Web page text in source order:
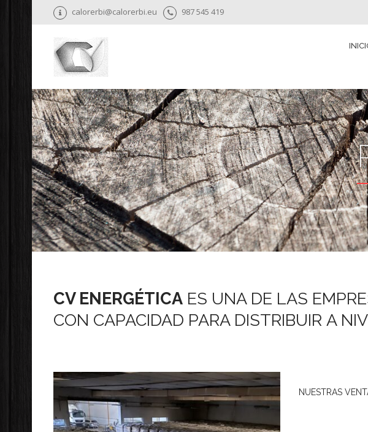
calorerbi@calorerbi.eu 987 545 419
CV ENERGÉTICA ES UNA DE LAS
CON CAPACIDAD PARA DISTRIBUIR A
NUESTRAS